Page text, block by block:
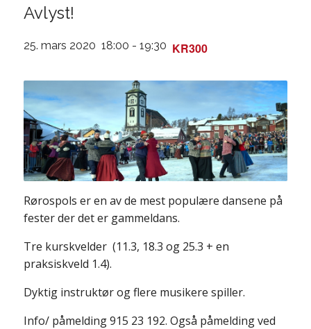
Avlyst!
25. mars 2020 18:00 - 19:30 KR300
Rørospols er en av de mest populære dansene på
fester der det er gammeldans.
Tre kurskvelder (11.3, 18.3 og 25.3 + en
praksiskveld 1.4).
Dyktig instruktør og flere musikere spiller.
Info/ påmelding 915 23 192. Også påmelding ved